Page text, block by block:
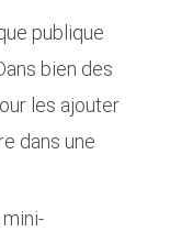
publique
bien des
les ajouter
dans une